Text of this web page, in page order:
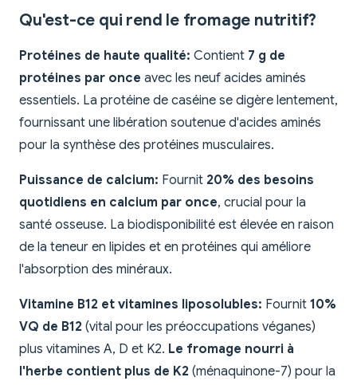
Qu'est-ce qui rend le fromage nutritif?
Protéines de haute qualité: Contient 7 g de
protéines par once avec les neuf acides aminés
essentiels. La protéine de caséine se digère lentement,
fournissant une libération soutenue d'acides aminés
pour la synthèse des protéines musculaires.
Puissance de calcium: Fournit 20% des besoins
quotidiens en calcium par once, crucial pour la
santé osseuse. La biodisponibilité est élevée en raison
de la teneur en lipides et en protéines qui améliore
l'absorption des minéraux.
Vitamine B12 et vitamines liposolubles: Fournit 10%
VQ de B12 (vital pour les préoccupations véganes)
plus vitamines A, D et K2. Le fromage nourri à
l'herbe contient plus de K2 (ménaquinone-7) pour la